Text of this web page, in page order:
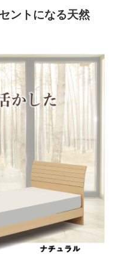
ントになる天然